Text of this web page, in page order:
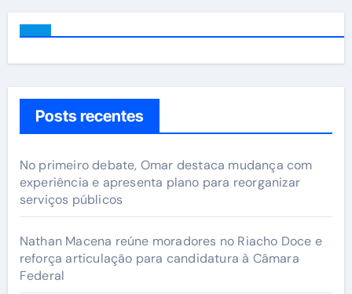
Posts recentes
No primeiro debate, Omar destaca mudança com
experiência e apresenta plano para reorganizar
serviços públicos
Nathan Macena reúne moradores no Riacho Doce e
reforça articulação para candidatura à Câmara
Federal